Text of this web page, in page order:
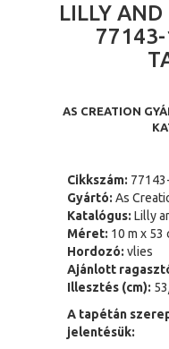
LILLY AND
77143-
AS CREATION
Cikkszám:
Gyártó: As
Katalógus: Lilly
Méret: 10 m x 53
Hordozó: vlies
Ajánlott
Illesztés (cm):
A tapétán
jelentésük: